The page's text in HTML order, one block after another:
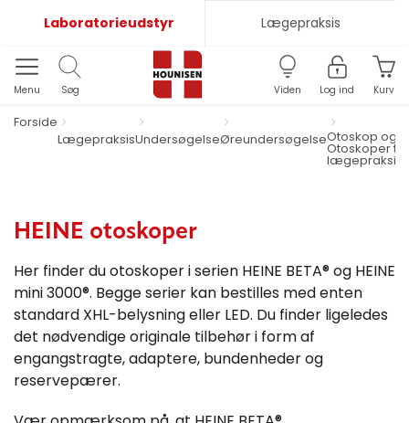
Laboratorieudstyr Lægepraksis
Menu Søg Viden Log ind Kurv
Forside
LægepraksisUndersøgelseØreundersøgelseOtoskop og
Otoskoper til
lægepraksis
HEINE otoskoper
Her finder du otoskoper i serien HEINE BETA® og HEINE
mini 3000®. Begge serier kan bestilles med enten
standard XHL-belysning eller LED. Du finder ligeledes
det nødvendige originale tilbehør i form af
engangstragte, adaptere, bundenheder og
reservepærer.